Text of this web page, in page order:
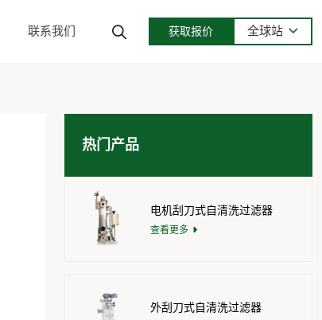
获取报价 全球站
联系我们
热门产品
电机刮刀式自清洗过滤器
查看更多
外刮刀式自清洗过滤器